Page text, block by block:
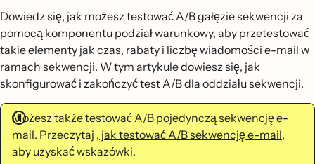
Dowiedz się, jak możesz testować A/B gałęzie sekwencji za
pomocą komponentu podział warunkowy, aby przetestować
takie elementy jak czas, rabaty i liczbę wiadomości e-mail w
ramach sekwencji. W tym artykule dowiesz się, jak
skonfigurować i zakończyć test A/B dla oddziału sekwencji.
Możesz także testować A/B pojedynczą sekwencję e-
mail. Przeczytaj , jak testować A/B sekwencję e-mail,
aby uzyskać wskazówki.